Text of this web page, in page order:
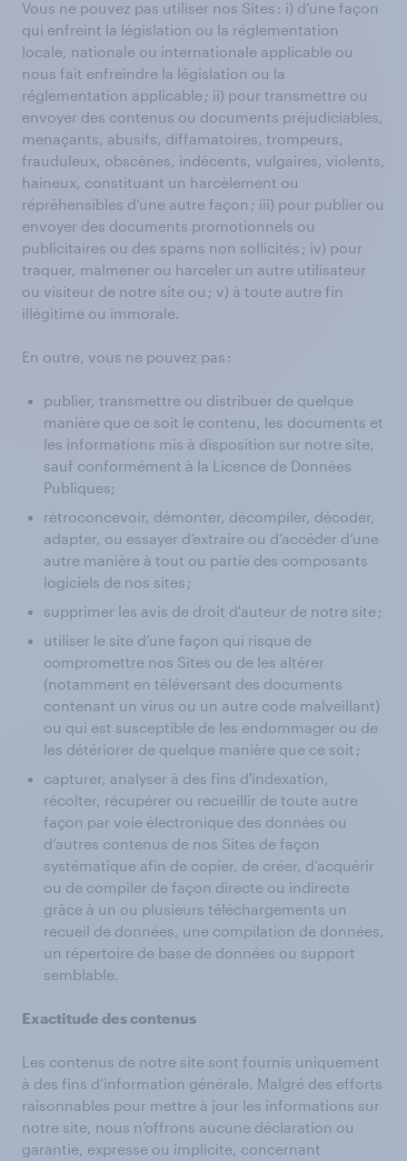
Vous ne pouvez pas utiliser nos Sites : i) d’une façon
qui enfreint la législation ou la réglementation
locale, nationale ou internationale applicable ou
nous fait enfreindre la législation ou la
réglementation applicable ; ii) pour transmettre ou
envoyer des contenus ou documents préjudiciables,
menaçants, abusifs, diffamatoires, trompeurs,
frauduleux, obscènes, indécents, vulgaires, violents,
haineux, constituant un harcèlement ou
répréhensibles d’une autre façon ; iii) pour publier ou
envoyer des documents promotionnels ou
publicitaires ou des spams non sollicités ; iv) pour
traquer, malmener ou harceler un autre utilisateur
ou visiteur de notre site ou ; v) à toute autre fin
illégitime ou immorale.
En outre, vous ne pouvez pas :
publier, transmettre ou distribuer de quelque
manière que ce soit le contenu, les documents et
les informations mis à disposition sur notre site,
sauf conformément à la Licence de Données
Publiques;
rétroconcevoir, démonter, décompiler, décoder,
adapter, ou essayer d’extraire ou d’accéder d’une
autre manière à tout ou partie des composants
logiciels de nos sites ;
supprimer les avis de droit d'auteur de notre site ;
utiliser le site d’une façon qui risque de
compromettre nos Sites ou de les altérer
(notamment en téléversant des documents
contenant un virus ou un autre code malveillant)
ou qui est susceptible de les endommager ou de
les détériorer de quelque manière que ce soit ;
capturer, analyser à des fins d'indexation,
récolter, récupérer ou recueillir de toute autre
façon par voie électronique des données ou
d’autres contenus de nos Sites de façon
systématique afin de copier, de créer, d’acquérir
ou de compiler de façon directe ou indirecte
grâce à un ou plusieurs téléchargements un
recueil de données, une compilation de données,
un répertoire de base de données ou support
semblable.
Exactitude des contenus
Les contenus de notre site sont fournis uniquement
à des fins d’information générale. Malgré des efforts
raisonnables pour mettre à jour les informations sur
notre site, nous n’offrons aucune déclaration ou
garantie, expresse ou implicite, concernant